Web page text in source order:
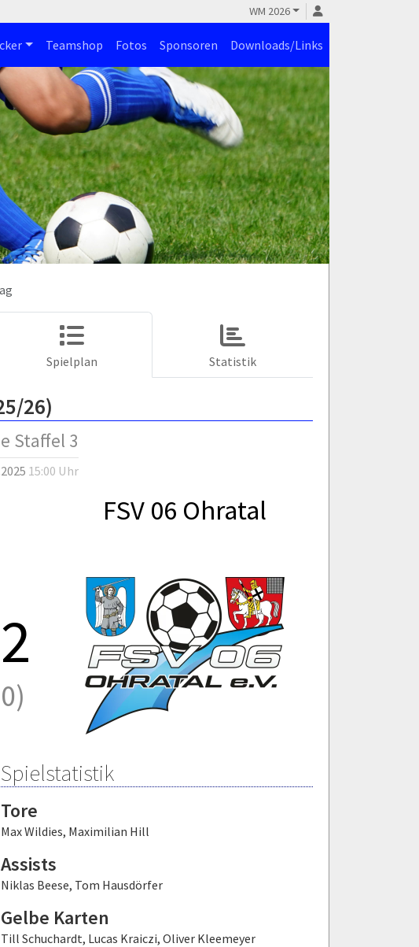
WM 2026
Teamshop Fotos Sponsoren Downloads/Links
Spielplan Statistik
26)
Staffel 3
15:00 Uhr
FSV 06 Ohratal
2
0)
Spielstatistik
Tore
Max Wildies, Maximilian Hill
Assists
Niklas Beese, Tom Hausdörfer
Gelbe Karten
Till Schuchardt, Lucas Kraiczi, Oliver Kleemeyer